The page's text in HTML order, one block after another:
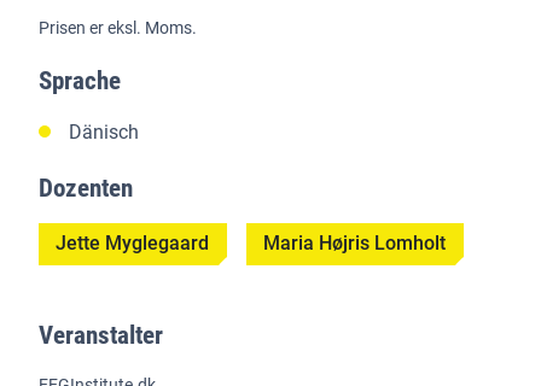
Prisen er eksl. Moms.
Sprache
Dänisch
Dozenten
Jette Myglegaard Maria Højris Lomholt
Veranstalter